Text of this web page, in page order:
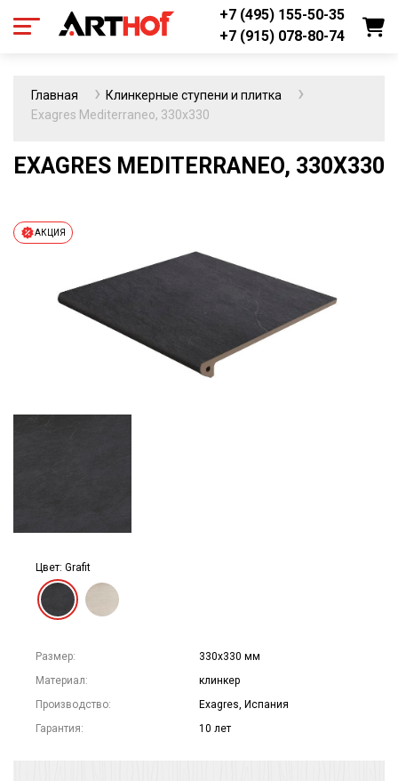
+7 (495) 155-50-35
+7 (915) 078-80-74
Главная
Клинкерные ступени и плитка
Exagres Mediterraneo, 330х330
EXAGRES MEDITERRANEO, 330Х330
АКЦИЯ
Цвет: Grafit
Размер:
330х330 мм
Материал:
клинкер
Производство:
Exagres, Испания
Гарантия:
10 лет